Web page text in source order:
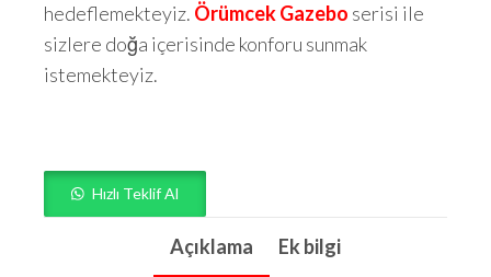
hedeflemekteyiz. Örümcek Gazebo serisi ile
sizlere doğa içerisinde konforu sunmak
istemekteyiz.
Hızlı Teklif Al
Açıklama Ek bilgi